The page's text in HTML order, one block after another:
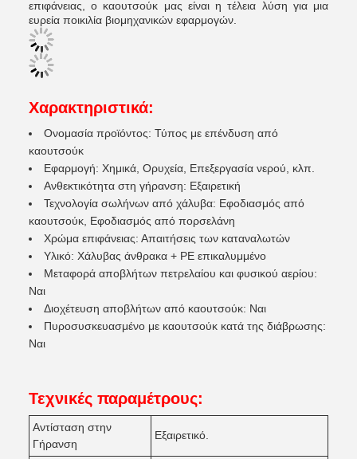
επιφάνειας, ο καουτσούκ μας είναι η τέλεια λύση για μια
ευρεία ποικιλία βιομηχανικών εφαρμογών.
Χαρακτηριστικά:
Ονομασία προϊόντος: Τύπος με επένδυση από
καουτσούκ
Εφαρμογή: Χημικά, Ορυχεία, Επεξεργασία νερού, κλπ.
Ανθεκτικότητα στη γήρανση: Εξαιρετική
Τεχνολογία σωλήνων από χάλυβα: Εφοδιασμός από
καουτσούκ, Εφοδιασμός από πορσελάνη
Χρώμα επιφάνειας: Απαιτήσεις των καταναλωτών
Υλικό: Χάλυβας άνθρακα + PE επικαλυμμένο
Μεταφορά αποβλήτων πετρελαίου και φυσικού αερίου:
Ναι
Διοχέτευση αποβλήτων από καουτσούκ: Ναι
Πυροσυσκευασμένο με καουτσούκ κατά της διάβρωσης:
Ναι
Τεχνικές παραμέτρους:
Αντίσταση στην
Γήρανση
Εξαιρετικό.